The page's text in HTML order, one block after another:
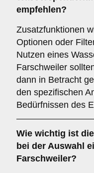
empfehlen?
Zusatzfunktionen
Optionen oder
Nutzen eines
Farschweiler
dann in Betracht
den spezifischen
Bedürfnissen des
Wie wichtig ist die
bei der Auswahl
Farschweiler?